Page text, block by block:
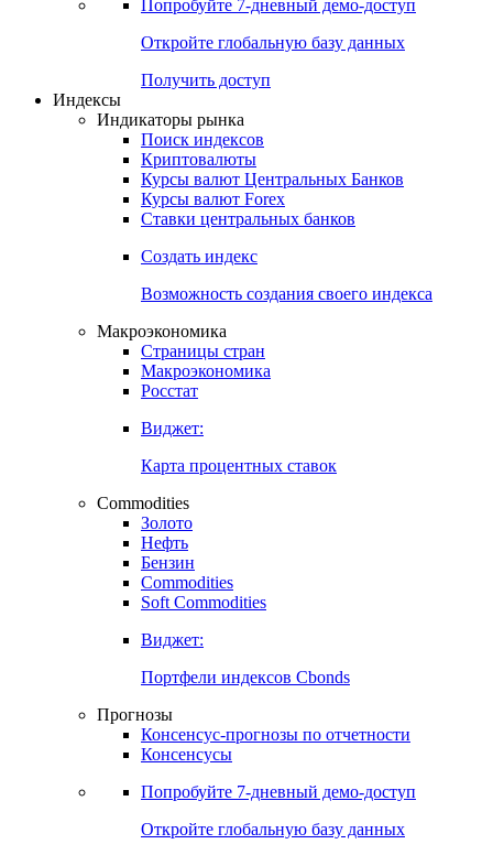
Попробуйте 7-дневный демо-доступ
Откройте глобальную базу данных
Получить доступ
Индексы
Индикаторы рынка
Поиск индексов
Криптовалюты
Курсы валют Центральных Банков
Курсы валют Forex
Ставки центральных банков
Создать индекс
Возможность создания своего индекса
Макроэкономика
Страницы стран
Макроэкономика
Росстат
Виджет:
Карта процентных ставок
Commodities
Золото
Нефть
Бензин
Commodities
Soft Commodities
Виджет:
Портфели индексов Cbonds
Прогнозы
Консенсус-прогнозы по отчетности
Консенсусы
Попробуйте 7-дневный демо-доступ
Откройте глобальную базу данных